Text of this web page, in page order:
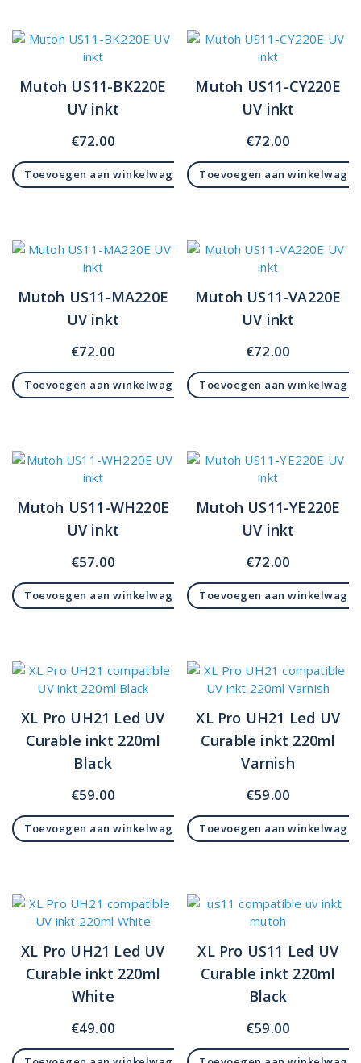
Mutoh US11-BK220E
UV inkt
€72.00
Toevoegen aan winkelwagen
Mutoh US11-CY220E
UV inkt
€72.00
Toevoegen aan winkelwagen
Mutoh US11-MA220E
UV inkt
€72.00
Toevoegen aan winkelwagen
Mutoh US11-VA220E
UV inkt
€72.00
Toevoegen aan winkelwagen
Mutoh US11-WH220E
UV inkt
€57.00
Toevoegen aan winkelwagen
Mutoh US11-YE220E
UV inkt
€72.00
Toevoegen aan winkelwagen
XL Pro UH21 Led UV
Curable inkt 220ml
Black
€59.00
Toevoegen aan winkelwagen
XL Pro UH21 Led UV
Curable inkt 220ml
Varnish
€59.00
Toevoegen aan winkelwagen
XL Pro UH21 Led UV
Curable inkt 220ml
White
€49.00
XL Pro US11 Led UV
Curable inkt 220ml
Black
€59.00